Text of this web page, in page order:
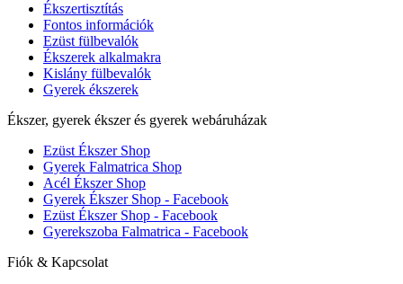
Ékszertisztítás
Fontos információk
Ezüst fülbevalók
Ékszerek alkalmakra
Kislány fülbevalók
Gyerek ékszerek
Ékszer, gyerek ékszer és gyerek webáruházak
Ezüst Ékszer Shop
Gyerek Falmatrica Shop
Acél Ékszer Shop
Gyerek Ékszer Shop - Facebook
Ezüst Ékszer Shop - Facebook
Gyerekszoba Falmatrica - Facebook
Fiók & Kapcsolat